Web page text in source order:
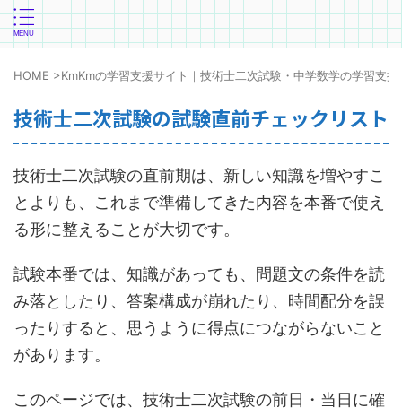
HOME >KmKmの学習支援サイト｜技術士二次試験・中学数学の学習支援
技術士二次試験の試験直前チェックリスト
技術士二次試験の直前期は、新しい知識を増やすこ
とよりも、これまで準備してきた内容を本番で使え
る形に整えることが大切です。
試験本番では、知識があっても、問題文の条件を読
み落としたり、答案構成が崩れたり、時間配分を誤
ったりすると、思うように得点につながらないこと
があります。
このページでは、技術士二次試験の前日・当日に確